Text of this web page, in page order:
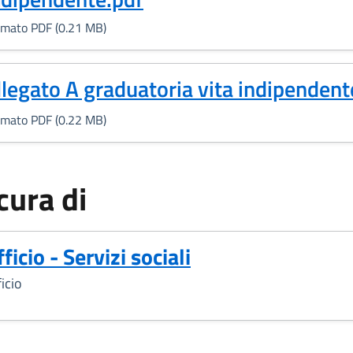
PDF (0.21 MB)
A graduatoria vita
PDF, 0.22 MB)
PDF (0.22 MB)
di
- Servizi sociali